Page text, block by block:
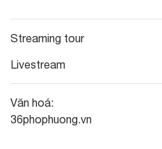
Streaming tour
Livestream
Văn hoá:
36phophuong.vn